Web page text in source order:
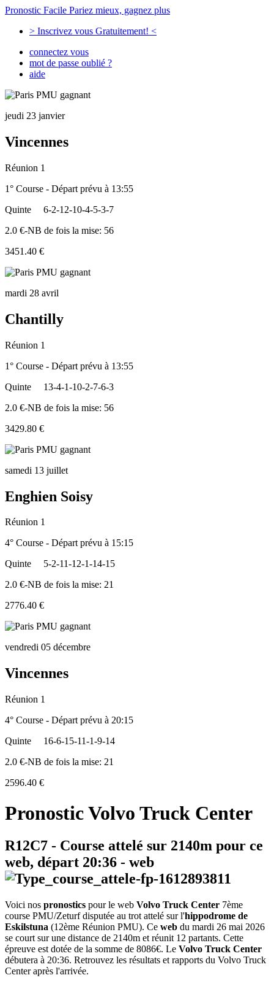
Pronostic Facile Pariez mieux, gagnez plus
> Inscrivez vous Gratuitement! <
connectez vous
mot de passe oublié ?
aide
jeudi 23 janvier
Vincennes
Réunion 1
1° Course - Départ prévu à 13:55
Quinte
6-2-12-10-4-5-3-7
2.0 €-NB de fois la mise: 56
3451.40 €
mardi 28 avril
Chantilly
Réunion 1
1° Course - Départ prévu à 13:55
Quinte
13-4-1-10-2-7-6-3
2.0 €-NB de fois la mise: 56
3429.80 €
samedi 13 juillet
Enghien Soisy
Réunion 1
4° Course - Départ prévu à 15:15
Quinte
5-2-11-12-1-14-15
2.0 €-NB de fois la mise: 21
2776.40 €
vendredi 05 décembre
Vincennes
Réunion 1
4° Course - Départ prévu à 20:15
Quinte
16-6-15-11-1-9-14
2.0 €-NB de fois la mise: 21
2596.40 €
Pronostic Volvo Truck Center
R12C7 - Course attelé sur 2140m pour ce
web, départ 20:36 - web
Voici nos pronostics pour le web Volvo Truck Center 7ème
course PMU/Zeturf disputée au trot attelé sur l'hippodrome de
Eskilstuna (12ème Réunion PMU). Ce web du mardi 26 mai 2026
se court sur une distance de 2140m et réunit 12 partants. Cette
épreuve est dotée de la somme de 8086€. Le Volvo Truck Center
débutera à 20:36. Retrouvez les résultats et rapports du Volvo Truck
Center après l'arrivée.